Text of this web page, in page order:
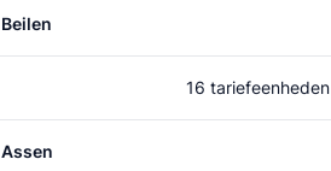
Beilen
16 tariefeenheden
Assen